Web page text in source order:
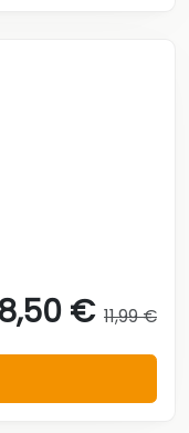
8,50 € 11,99 €